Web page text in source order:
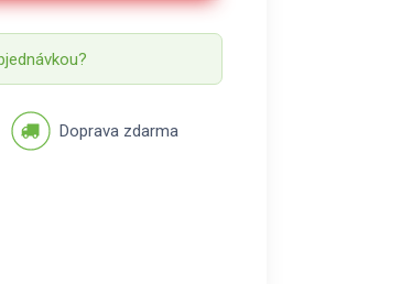
Doprava zdarma